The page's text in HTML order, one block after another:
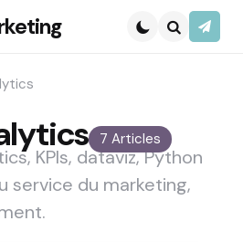
7 Articles
KPIs, dataviz, Python
service du marketing,